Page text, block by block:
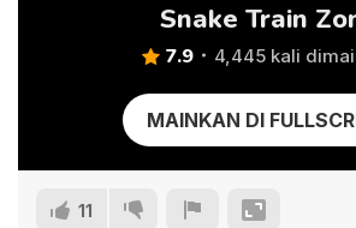
Snake Train
7.9 4,445 kali
MAINKAN DI
11